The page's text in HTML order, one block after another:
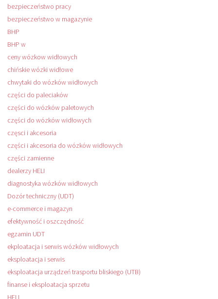
bezpieczeństwo pracy
bezpieczeństwo w magazynie
BHP
BHP w
ceny wózkow widłowych
chińskie wózki widłowe
chwytaki do wózków widłowych
części do paleciaków
części do wózków paletowych
części do wózków widłowych
częsci i akcesoria
części i akcesoria do wózków widłowych
części zamienne
dealerzy HELI
diagnostyka wózków widłowych
Dozór techniczny (UDT)
e-commerce i magazyn
efektywność i oszczędność
egzamin UDT
ekploatacja i serwis wózków widłowych
eksploatacja i serwis
eksploatacja urządzeń trasportu bliskiego (UTB)
finanse i eksploatacja sprzetu
HELI